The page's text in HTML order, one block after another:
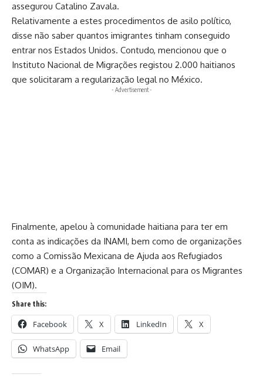
assegurou Catalino Zavala.
Relativamente a estes procedimentos de asilo político,
disse não saber quantos imigrantes tinham conseguido
entrar nos Estados Unidos. Contudo, mencionou que o
Instituto Nacional de Migrações registou 2.000 haitianos
que solicitaram a regularização legal no México.
- Advertisement -
Finalmente, apelou à comunidade haitiana para ter em
conta as indicações da INAMI, bem como de organizações
como a Comissão Mexicana de Ajuda aos Refugiados
(COMAR) e a Organização Internacional para os Migrantes
(OIM).
Share this:
Facebook X LinkedIn X
WhatsApp Email